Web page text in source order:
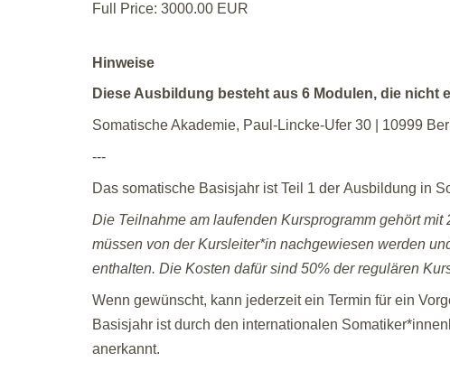
Full Price: 3000.00 EUR
Hinweise
Diese Ausbildung besteht aus 6 Modulen, die nicht
Somatische Akademie, Paul-Lincke-Ufer 30 | 10999
---
Das somatische Basisjahr ist Teil 1 der Ausbildung in
Die Teilnahme am laufenden Kursprogramm gehört
müssen von der Kursleiter*in nachgewiesen werden
enthalten. Die Kosten dafür sind 50% der regulären
Wenn gewünscht, kann jederzeit ein Termin für ein
Basisjahr ist durch den internationalen
anerkannt.